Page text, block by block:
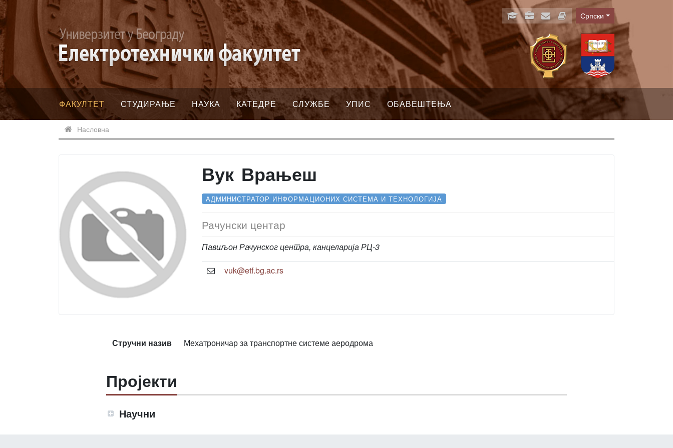
Language
Српски
ФАКУЛТЕТ СТУДИРАЊЕ НАУКА КАТЕДРЕ СЛУЖБЕ УПИС ОБАВЕШТЕЊА
Насловна
Вук Врањеш
АДМИНИСТРАТОР ИНФОРМАЦИОНИХ СИСТЕМА И ТЕХНОЛОГИЈА
Рачунски центар
Павиљон Рачунског центра, канцеларија РЦ-3
vuk@etf.bg.ac.rs
Стручни назив Мехатроничар за транспортне системе аеродрома
Пројекти
Научни